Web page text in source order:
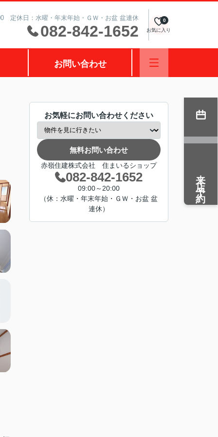
定休日：水曜・年末年始・ＧＷ・お盆 盆連休
082-842-1652 お気に入り
0
お問い合わせ
お気軽にお問い合わせください
無料お問い合わせ
赤嶺住建株式会社 住まいるショップ
082-842-1652
09:00～20:00
（休：水曜・年末年始・ＧＷ・お盆 盆
連休）
来店予約